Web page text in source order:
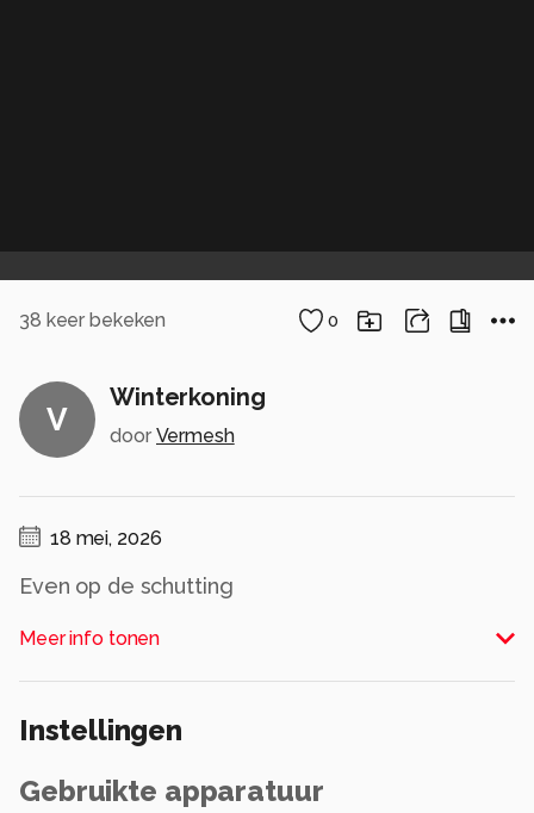
38 keer bekeken 0
V
Winterkoning
door Vermesh
18 mei, 2026
Even op de schutting
Alle rechten voorbehouden
Meer info tonen
Instellingen
Gebruikte apparatuur